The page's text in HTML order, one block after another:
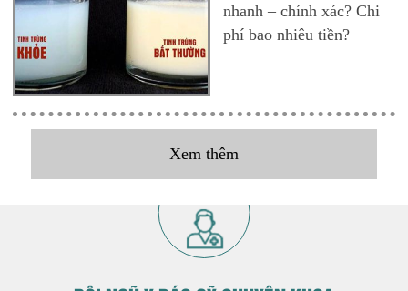
nhanh – chính xác? Chi
phí bao nhiêu tiền?
Xem thêm